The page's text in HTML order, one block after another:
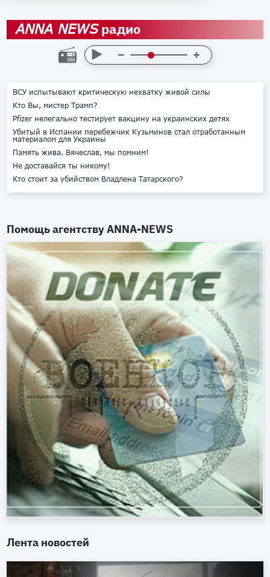
ANNA NEWSрадио
ВСУ испытывают критическую нехватку живой силы
Кто Вы, мистер Трамп?
Pfizer нелегально тестирует вакцину на украинских детях
Убитый в Испании перебежчик Кузьминов стал отработанным
материалом для Украины
Память жива. Вячеслав, мы помним!
Не доставайся ты никому!
Кто стоит за убийством Владлена Татарского?
Помощь агентствуANNA-NEWS
Лента новостей